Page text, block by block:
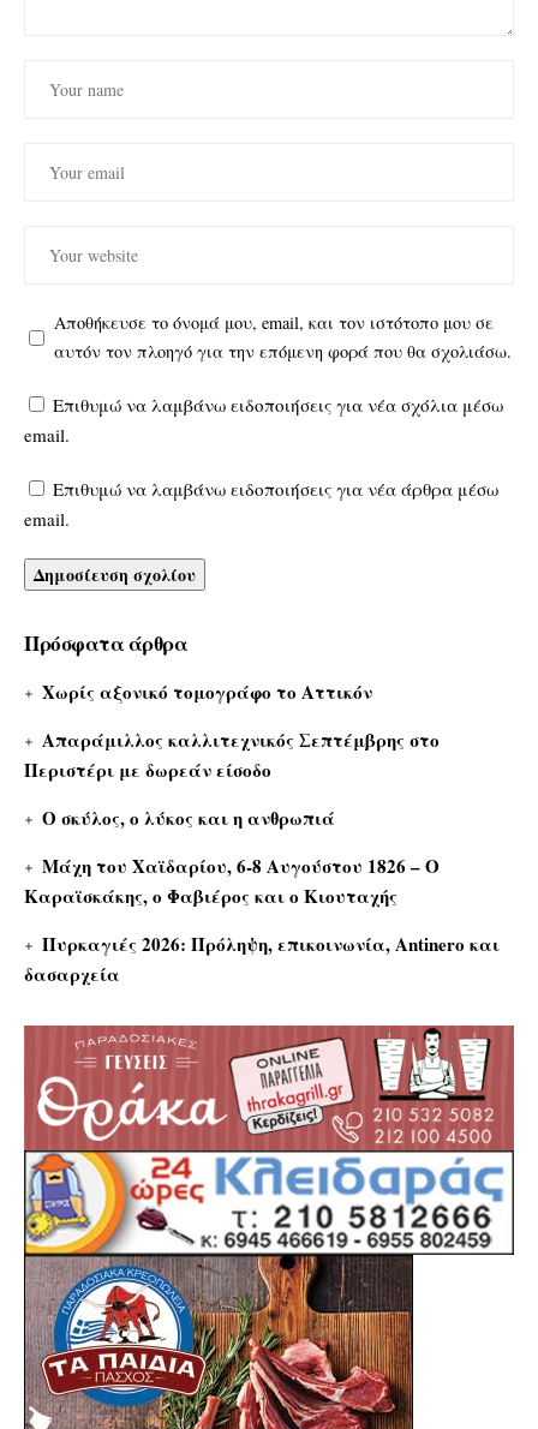
Αποθήκευσε το όνομά μου, email, και τον ιστότοπο μου σε
αυτόν τον πλοηγό για την επόμενη φορά που θα σχολιάσω.
Επιθυμώ να λαμβάνω ειδοποιήσεις για νέα σχόλια μέσω
email.
Επιθυμώ να λαμβάνω ειδοποιήσεις για νέα άρθρα μέσω
email.
Πρόσφατα άρθρα
Χωρίς αξονικό τομογράφο το Αττικόν
Απαράμιλλος καλλιτεχνικός Σεπτέμβρης στο
Περιστέρι με δωρεάν είσοδο
Ο σκύλος, ο λύκος και η ανθρωπιά
Μάχη του Χαϊδαρίου, 6-8 Αυγούστου 1826 – Ο
Καραϊσκάκης, ο Φαβιέρος και ο Κιουταχής
Πυρκαγιές 2026: Πρόληψη, επικοινωνία, Antinero και
δασαρχεία